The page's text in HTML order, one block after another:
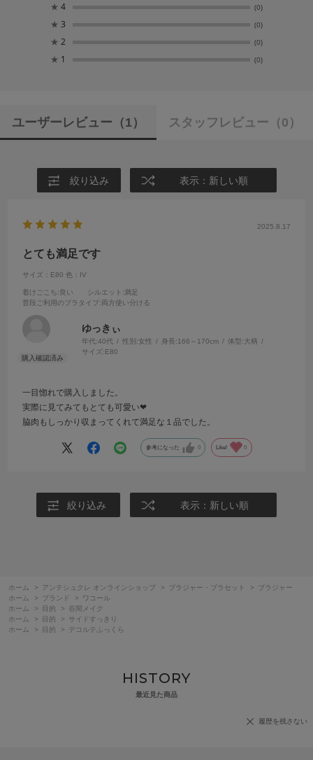
★ 4 (0)
★ 3 (0)
★ 2 (0)
★ 1 (0)
ユーザーレビュー （1） スタッフレビュー （0）
絞り込み 表示：新しい順
2025.8.17
とても満足です
サイズ：E80 色：IV
着けごこち:良い シルエット :満足
普段ご利用のブラタイプ :両方使い分ける
ゆっきぃ
年代:40代 性別:女性 身長:166～170cm 体型:大柄
サイズ: E80
一目惚れで購入しました。
実際に見てみてもとても可愛い❤
脇肉もしっかり収まってくれて満足な１品でした。
参考になった 0 Like! 0
絞り込み 表示：新しい順
ホーム > アンテシュクレ オンラインショップ > ブラジャー・ブラセット >
ブラジャー
ホーム
> ブランド >
ワコール
ホーム
> 目的 >
谷間メイク
ホーム
> 目的 >
サイドすっきり
ホーム
> 目的 > デコルテふっくら
HISTORY
最近見た商品
履歴を残さない